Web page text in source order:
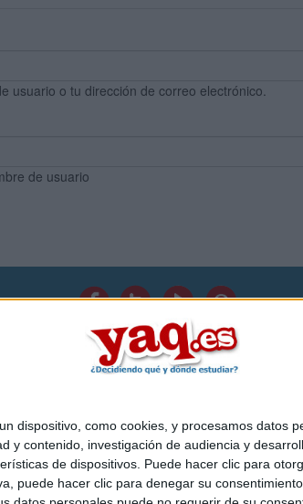
dispositivo, como cookies, y procesamos datos
y contenido, investigación de audiencia y
de dispositivos. Puede hacer clic para
puede hacer clic para denegar su
usuario o tu dirección de correo electrónico.
de usuario
Quiénes somos| Contactar|Anúnciate
Politica de privacidad|Condiciones generales
- Diego de León 47 - 28006 Madrid